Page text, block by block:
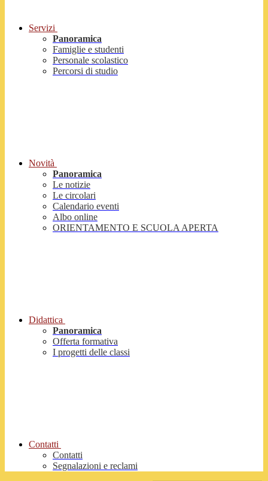
Servizi
Panoramica
Famiglie e studenti
Personale scolastico
Percorsi di studio
Novità
Panoramica
Le notizie
Le circolari
Calendario eventi
Albo online
ORIENTAMENTO E SCUOLA APERTA
Didattica
Panoramica
Offerta formativa
I progetti delle classi
Contatti
Contatti
Segnalazioni e reclami